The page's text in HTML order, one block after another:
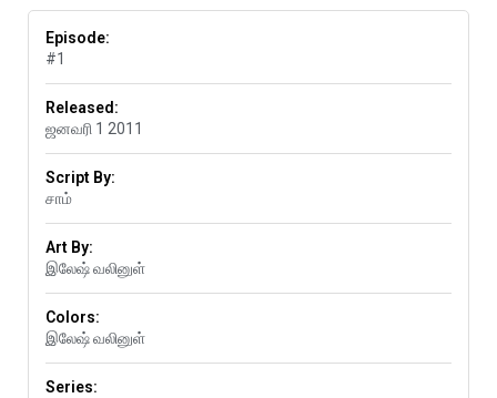
Episode:
#1
Released:
ஜனவரி 1 2011
Script By:
சாம்
Art By:
இலேஷ் வலினுள்
Colors:
இலேஷ் வலினுள்
Series: